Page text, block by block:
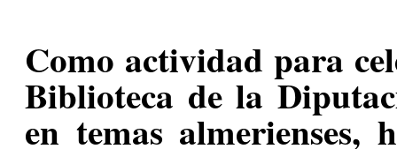
Como actividad para
Biblioteca de la
en temas almerienses,